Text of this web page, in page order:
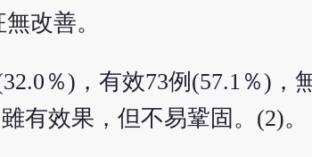
改善。
％)，有效73例(57.1％)，
有效果，但不易鞏固。(2)。